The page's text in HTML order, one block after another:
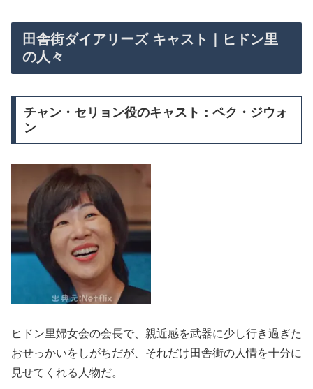
田舎街ダイアリーズ キャスト｜ヒドン里
の人々
チャン・セリョン役のキャスト：ペク・ジウォ
ン
ヒドン里婦女会の会長で、親近感を武器に少し行き過ぎた
おせっかいをしがちだが、それだけ田舎街の人情を十分に
見せてくれる人物だ。